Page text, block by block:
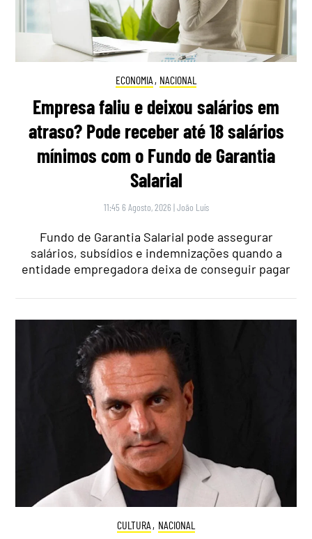
ECONOMIA , NACIONAL
Empresa faliu e deixou salários em
atraso? Pode receber até 18 salários
mínimos com o Fundo de Garantia
Salarial
11:45 6 Agosto, 2026 |João Luís
Fundo de Garantia Salarial pode assegurar
salários, subsídios e indemnizações quando a
entidade empregadora deixa de conseguir pagar
CULTURA , NACIONAL